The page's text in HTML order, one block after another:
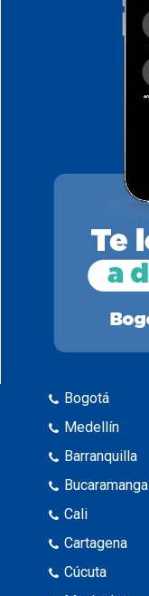
Bogotá
Medellín
Barranquilla
Bucaramanga
Cali
Cartagena
Cúcuta